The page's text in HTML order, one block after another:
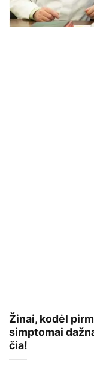
Žinai, kodėl
simptomai
čia!